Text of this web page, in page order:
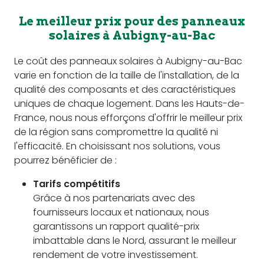
Le meilleur prix pour des panneaux
solaires à Aubigny-au-Bac
Le coût des panneaux solaires à Aubigny-au-Bac
varie en fonction de la taille de l'installation, de la
qualité des composants et des caractéristiques
uniques de chaque logement. Dans les Hauts-de-
France, nous nous efforçons d'offrir le meilleur prix
de la région sans compromettre la qualité ni
l'efficacité. En choisissant nos solutions, vous
pourrez bénéficier de :
Tarifs compétitifs
Grâce à nos partenariats avec des
fournisseurs locaux et nationaux, nous
garantissons un rapport qualité-prix
imbattable dans le Nord, assurant le meilleur
rendement de votre investissement.